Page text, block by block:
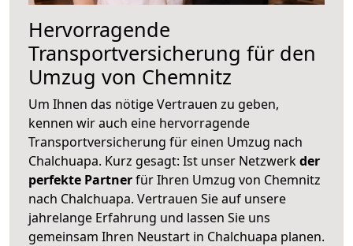
Hervorragende
Transportversicherung für den
Umzug von Chemnitz
Um Ihnen das nötige Vertrauen zu geben,
kennen wir auch eine hervorragende
Transportversicherung für einen Umzug nach
Chalchuapa. Kurz gesagt: Ist unser Netzwerkder
perfekte Partnerfür Ihren Umzug von Chemnitz
nach Chalchuapa. Vertrauen Sie auf unsere
jahrelange Erfahrung und lassen Sie uns
gemeinsam Ihren Neustart in Chalchuapa planen.